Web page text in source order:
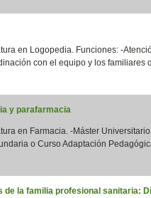
en Logopedia. Funciones: -
con el equipo y los familiares
y parafarmacia
en Farmacia. -Máster
o Curso Adaptación
la familia profesional sanitaria: